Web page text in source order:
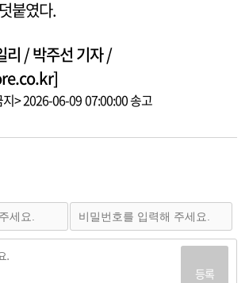
붙였다.
리 / 박주선 기자 /
> 2026-06-09 07:00:00 송고
등록